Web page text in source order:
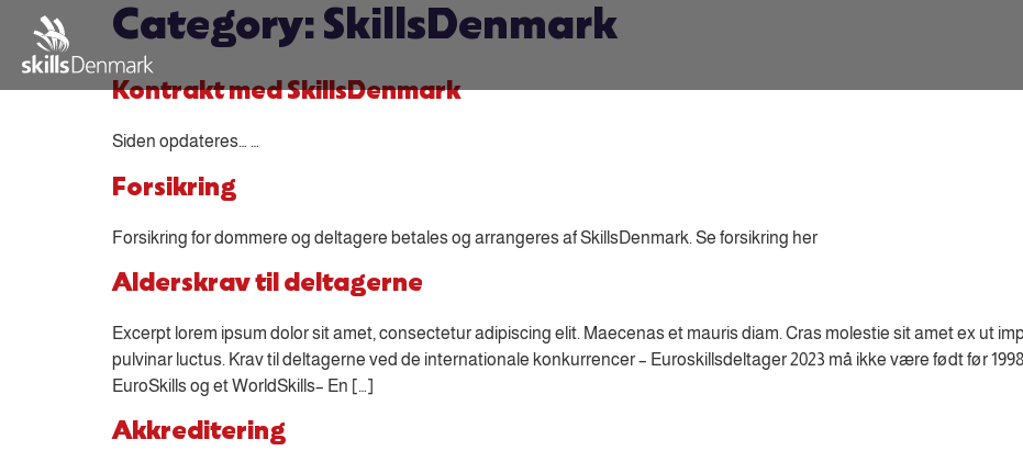
Category: SkillsDenmark
Kontrakt med SkillsDenmark
Siden opdateres… …
Forsikring
Forsikring for dommere og deltagere betales og arrangeres af SkillsDenmark. Se forsikring her
Alderskrav til deltagerne
Excerpt lorem ipsum dolor sit amet, consectetur adipiscing elit. Maecenas et mauris diam. Cras molestie sit amet ex ut
pulvinar luctus. Krav til deltagerne ved de internationale konkurrencer – Euroskillsdeltager 2023 må ikke være født før
EuroSkills og et WorldSkills– En […]
Akkreditering